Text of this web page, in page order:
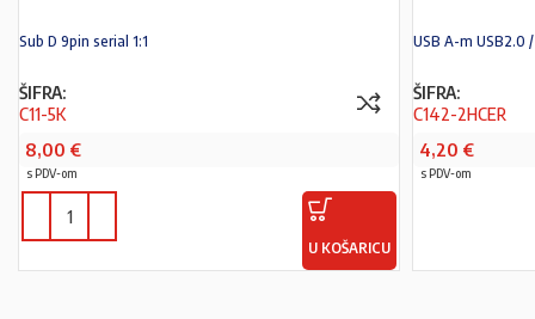
Sub D 9pin serial 1:1
ŠIFRA:
C11-5K
8,00 €
s PDV-om
U KOŠARICU
USB A-m USB2.0
ŠIFRA:
C142-2HCER
4,20 €
s PDV-om